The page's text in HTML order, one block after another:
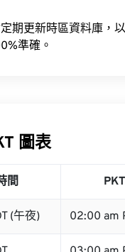
期更新時區資料庫，
準確。
圖表
間
(午夜) 02:00 am